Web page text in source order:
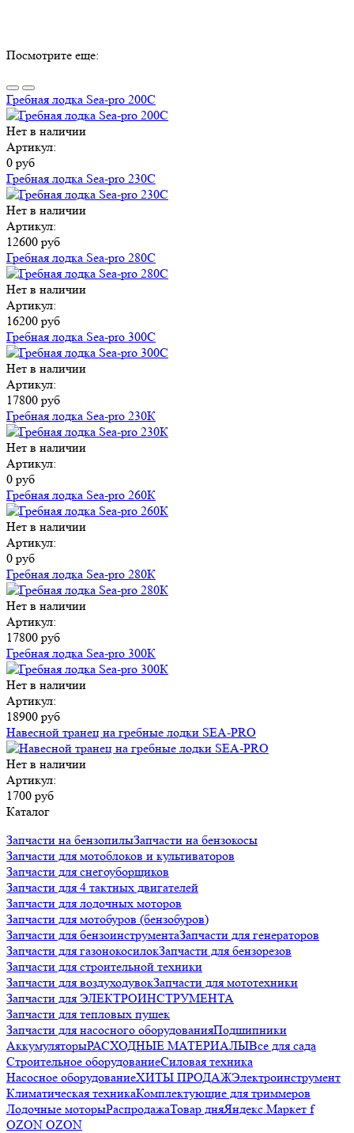
Посмотрите еще:
Гребная лодка Sea-pro 200С
Нет в наличии
Артикул:
0 руб
Гребная лодка Sea-pro 230С
Нет в наличии
Артикул:
12600 руб
Гребная лодка Sea-pro 280С
Нет в наличии
Артикул:
16200 руб
Гребная лодка Sea-pro 300С
Нет в наличии
Артикул:
17800 руб
Гребная лодка Sea-pro 230К
Нет в наличии
Артикул:
0 руб
Гребная лодка Sea-pro 260К
Нет в наличии
Артикул:
0 руб
Гребная лодка Sea-pro 280К
Нет в наличии
Артикул:
17800 руб
Гребная лодка Sea-pro 300К
Нет в наличии
Артикул:
18900 руб
Навесной транец на гребные лодки SEA-PRO
Нет в наличии
Артикул:
1700 руб
Каталог
Запчасти на бензопилыЗапчасти на бензокосы
Запчасти для мотоблоков и культиваторов
Запчасти для снегоуборщиков
Запчасти для 4 тактных двигателей
Запчасти для лодочных моторов
Запчасти для мотобуров (бензобуров)
Запчасти для бензоинструментаЗапчасти для генераторов
Запчасти для газонокосилокЗапчасти для бензорезов
Запчасти для строительной техники
Запчасти для воздуходувокЗапчасти для мототехники
Запчасти для ЭЛЕКТРОИНСТРУМЕНТА
Запчасти для тепловых пушек
Запчасти для насосного оборудованияПодшипники
АккумуляторыРАСХОДНЫЕ МАТЕРИАЛЫВсе для сада
Строительное оборудованиеСиловая техника
Насосное оборудованиеХИТЫ ПРОДАЖЭлектроинструмент
Климатическая техникаКомплектующие для триммеров
Лодочные моторыРаспродажаТовар дняЯндекс.Маркет f
OZON OZON